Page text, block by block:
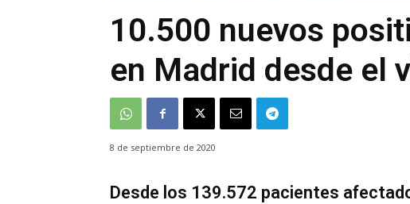
10.500 nuevos
en Madrid desde el
8 de septiembre de 2020
Desde los 139.572 pacientes